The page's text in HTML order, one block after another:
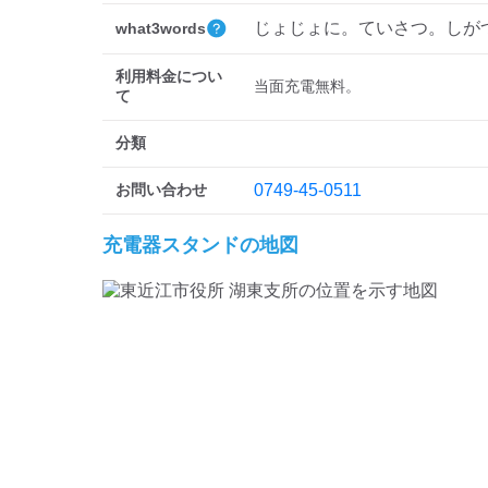
what3words じょじょに。ていさつ。しが
利用料金につい
て
当面充電無料。
分類
お問い合わせ 0749-45-0511
充電器スタンドの地図